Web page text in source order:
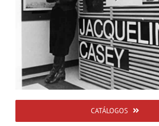
CATÁLOGOS